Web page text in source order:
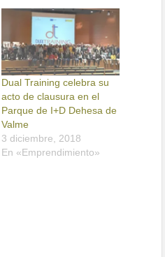
Dual Training celebra su
acto de clausura en el
Parque de I+D Dehesa de
Valme
3 diciembre, 2018
En «Emprendimiento»